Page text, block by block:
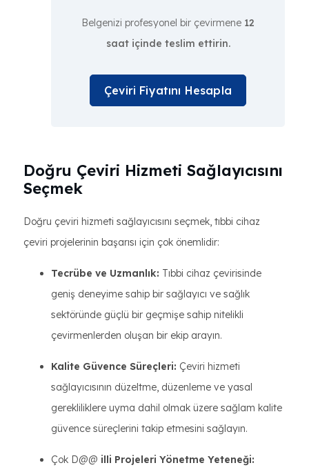
Belgenizi profesyonel bir çevirmene 12
saat içinde teslim ettirin.
Çeviri Fiyatını Hesapla
Doğru Çeviri Hizmeti Sağlayıcısını
Seçmek
Doğru çeviri hizmeti sağlayıcısını seçmek, tıbbi cihaz
çeviri projelerinin başarısı için çok önemlidir:
Tecrübe ve Uzmanlık: Tıbbi cihaz çevirisinde
geniş deneyime sahip bir sağlayıcı ve sağlık
sektöründe güçlü bir geçmişe sahip nitelikli
çevirmenlerden oluşan bir ekip arayın.
Kalite Güvence Süreçleri: Çeviri hizmeti
sağlayıcısının düzeltme, düzenleme ve yasal
gerekliliklere uyma dahil olmak üzere sağlam kalite
güvence süreçlerini takip etmesini sağlayın.
Çok D@@ illi Projeleri Yönetme Yeteneği: